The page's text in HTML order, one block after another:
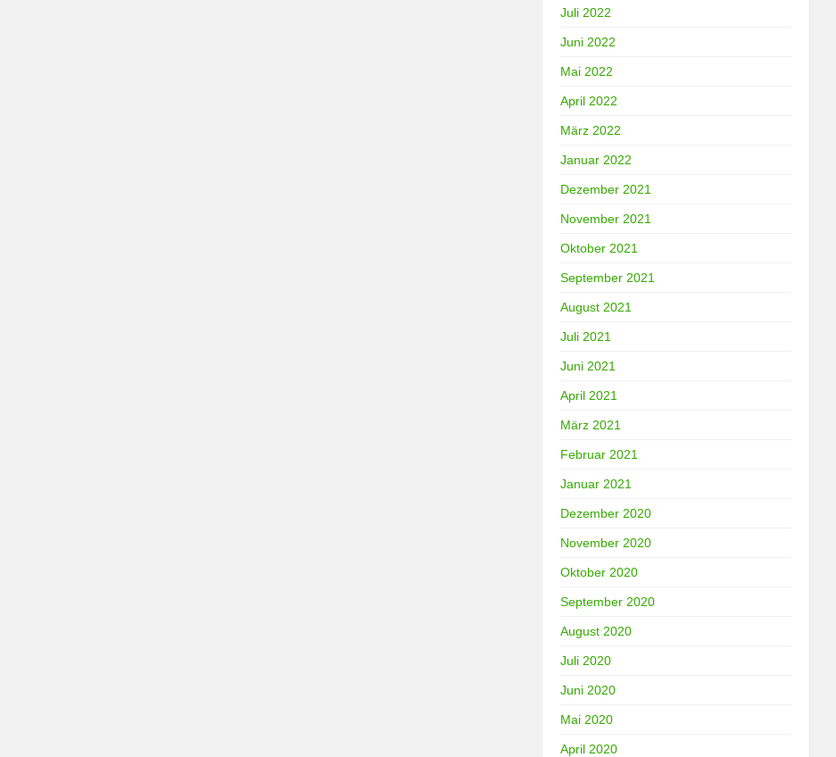
Juli 2022
Juni 2022
Mai 2022
April 2022
März 2022
Januar 2022
Dezember 2021
November 2021
Oktober 2021
September 2021
August 2021
Juli 2021
Juni 2021
April 2021
März 2021
Februar 2021
Januar 2021
Dezember 2020
November 2020
Oktober 2020
September 2020
August 2020
Juli 2020
Juni 2020
Mai 2020
April 2020